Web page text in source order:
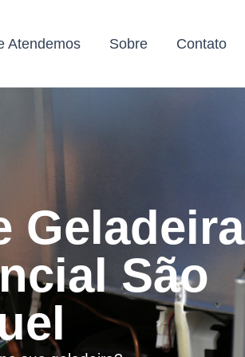
Atendemos Sobre Contato
Geladeira
São